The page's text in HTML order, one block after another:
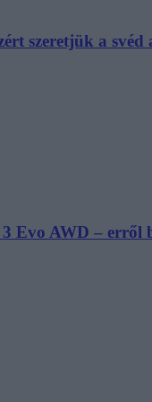
szeretjük a svéd
Evo AWD – erről